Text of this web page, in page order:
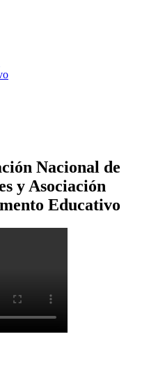
Nacional de
y Asociación
Educativo